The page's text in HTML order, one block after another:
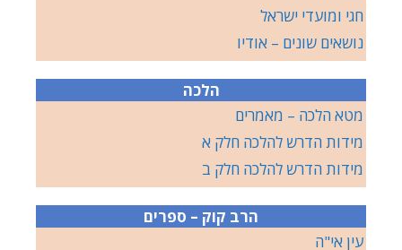
חגי ומועדי ישראל
נושאים שונים – אודיו
הלכה
מטא הלכה – מאמרים
מידות הדרש להלכה חלק א
מידות הדרש להלכה חלק ב
הרב קוק – ספרים
עין אי"ה